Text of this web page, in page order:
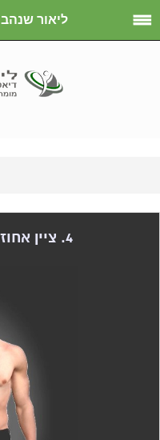
ליאור שנהב I דיאטן ספורט, ת...
4. ציין אחוז שומן נוכחי ורצוי: